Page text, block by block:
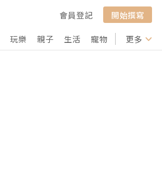
會員登記
開始撰寫
玩樂 親子 生活 寵物 行山 打卡
更多